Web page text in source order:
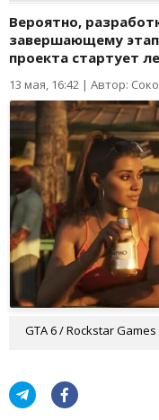
Вероятно,
завершающему
проекта стартует
13 мая, 16:42 | Автор:
GTA 6 / Rockstar Games